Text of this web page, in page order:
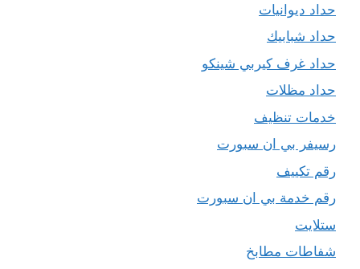
حداد ديوانيات
حداد شبابيك
حداد غرف كيربي شينكو
حداد مظلات
خدمات تنظيف
رسيفر بي ان سبورت
رقم تكييف
رقم خدمة بي ان سبورت
ستلايت
شفاطات مطابخ